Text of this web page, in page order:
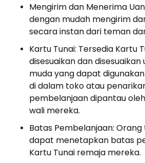
Mengirim dan Menerima
dengan mudah mengirim
secara instan dari teman
Kartu Tunai: Tersedia Kartu
disesuaikan dan
muda yang dapat
di dalam toko atau
pembelanjaan dipantau
wali mereka.
Batas Pembelanjaan:
dapat menetapkan batas
Kartu Tunai remaja mereka.